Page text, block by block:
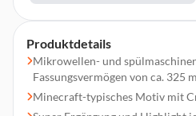
Produktdetails
Mikrowellen- und
Fassungsvermögen von ca. 325
Minecraft-typisches Motiv mit